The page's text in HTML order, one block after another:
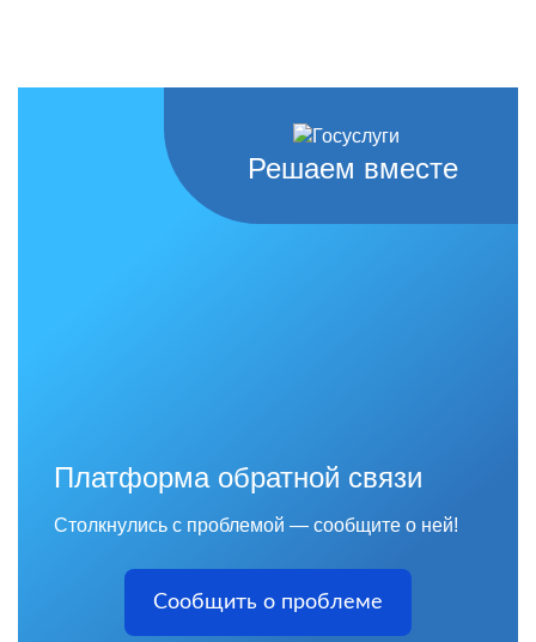
Решаем вместе
Платформа обратной связи
Столкнулись с проблемой — сообщите о ней!
Сообщить о проблеме